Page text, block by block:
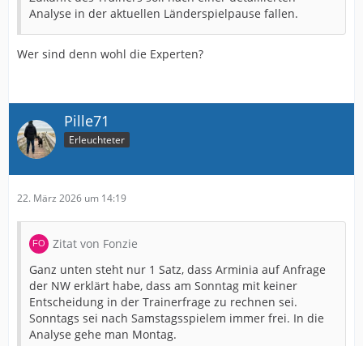
Analyse in der aktuellen Länderspielpause fallen.
Wer sind denn wohl die Experten?
Pille71
Erleuchteter
22. März 2026 um 14:19
Zitat von Fonzie
Ganz unten steht nur 1 Satz, dass Arminia auf Anfrage
der NW erklärt habe, dass am Sonntag mit keiner
Entscheidung in der Trainerfrage zu rechnen sei.
Sonntags sei nach Samstagsspielem immer frei. In die
Analyse gehe man Montag.